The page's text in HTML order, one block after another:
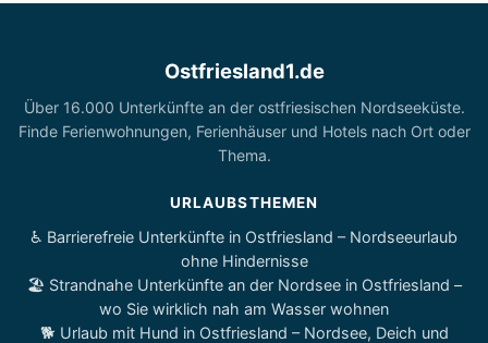
Ostfriesland1.de
Über 16.000 Unterkünfte an der ostfriesischen Nordseeküste.
Finde Ferienwohnungen, Ferienhäuser und Hotels nach Ort oder
Thema.
URLAUBSTHEMEN
♿ Barrierefreie Unterkünfte in Ostfriesland – Nordseeurlaub
ohne Hindernisse
🏖️ Strandnahe Unterkünfte an der Nordsee in Ostfriesland –
wo Sie wirklich nah am Wasser wohnen
🐕 Urlaub mit Hund in Ostfriesland – Nordsee, Deich und